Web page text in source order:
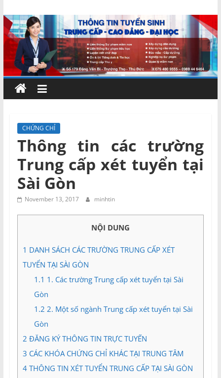
to
content
Chứng
chỉ
ngắn
hạn
–
MIENNAM
Education
Đào
tạo
Miền
Nam
CHỨNG CHỈ
Thông tin các trường
Trung cấp xét tuyển tại
Sài Gòn
November 13, 2017 minhtin
NỘI DUNG
1 DANH SÁCH CÁC TRƯỜNG TRUNG CẤP XÉT
TUYỂN TẠI SÀI GÒN
1.1 1. Các trường Trung cấp xét tuyển tại Sài
Gòn
1.2 2. Một số ngành Trung cấp xét tuyển tại Sài
Gòn
2 ĐĂNG KÝ THÔNG TIN TRỰC TUYẾN
3 CÁC KHÓA CHỨNG CHỈ KHÁC TẠI TRUNG TÂM
4THÔNG TIN XÉT TUYỂN TRUNG CẤP TẠI SÀI GÒN